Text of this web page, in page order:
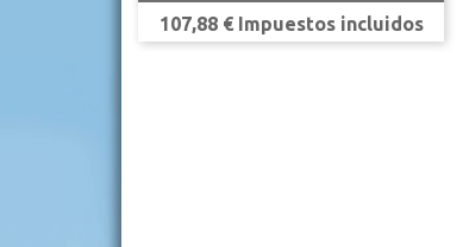
Precio
107,88 € Impuestos incluidos